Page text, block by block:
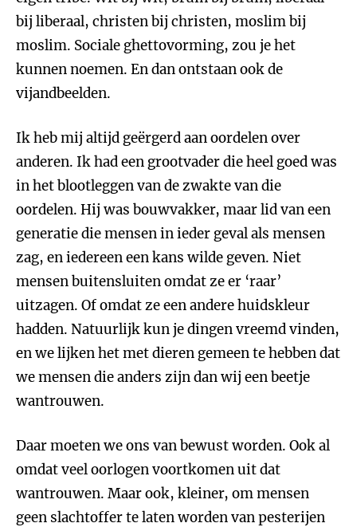
bij liberaal, christen bij christen, moslim bij
moslim. Sociale ghettovorming, zou je het
kunnen noemen. En dan ontstaan ook de
vijandbeelden.
Ik heb mij altijd geërgerd aan oordelen over
anderen. Ik had een grootvader die heel goed was
in het blootleggen van de zwakte van die
oordelen. Hij was bouwvakker, maar lid van een
generatie die mensen in ieder geval als mensen
zag, en iedereen een kans wilde geven. Niet
mensen buitensluiten omdat ze er ‘raar’
uitzagen. Of omdat ze een andere huidskleur
hadden. Natuurlijk kun je dingen vreemd vinden,
en we lijken het met dieren gemeen te hebben dat
we mensen die anders zijn dan wij een beetje
wantrouwen.
Daar moeten we ons van bewust worden. Ook al
omdat veel oorlogen voortkomen uit dat
wantrouwen. Maar ook, kleiner, om mensen
geen slachtoffer te laten worden van pesterijen